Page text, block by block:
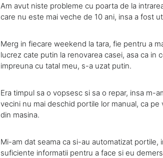
Am avut niste probleme cu poarta de la
care nu este mai veche de 10 ani, insa a fost
Merg in fiecare weekend la tara, fie pentru a
lucrez cate putin la renovarea casei, asa ca in
impreuna cu tatal meu, s-a uzat putin.
Era timpul sa o vopsesc si sa o repar, insa m-
vecini nu mai deschid portile lor manual, ca
din masina.
Mi-am dat seama ca si-au automatizat
suficiente informatii pentru a face si eu